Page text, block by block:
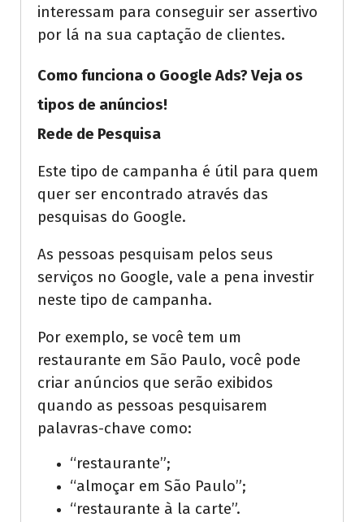
interessam para conseguir ser assertivo
por lá na sua captação de clientes.
Como funciona o Google Ads? Veja os
tipos de anúncios!
Rede de Pesquisa
Este tipo de campanha é útil para quem
quer ser encontrado através das
pesquisas do Google.
As pessoas pesquisam pelos seus
serviços no Google, vale a pena investir
neste tipo de campanha.
Por exemplo, se você tem um
restaurante em São Paulo, você pode
criar anúncios que serão exibidos
quando as pessoas pesquisarem
palavras-chave como:
“restaurante”;
“almoçar em São Paulo”;
“restaurante à la carte”.